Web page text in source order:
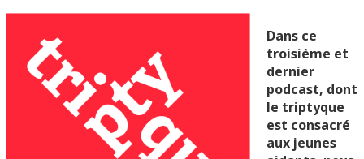
Dans ce
troisième et
dernier
podcast, dont
le triptyque
est consacré
aux jeunes